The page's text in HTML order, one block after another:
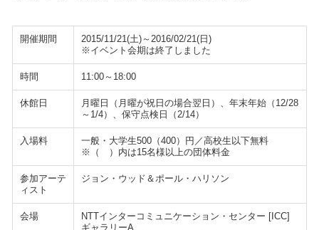
開催期間
2015/11/21(土)～2016/02/21(日)
※イベント会期は終了しました
時間 11:00～18:00
休館日
月曜日（月曜が祝日の場合翌日）、年末年始（12/28
～1/4）、保守点検日（2/14）
入場料
一般・大学生500（400）円／高校生以下無料
※（ ）内は15名様以上の団体料金
参加アーテ
ィスト
ジョン・ウッド＆ポール・ハリソン
会場
NTTインターコミュニケーション・センター [ICC]
ギャラリーA